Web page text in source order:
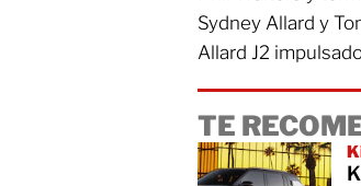
Sydney Allard y
Allard J2
TE